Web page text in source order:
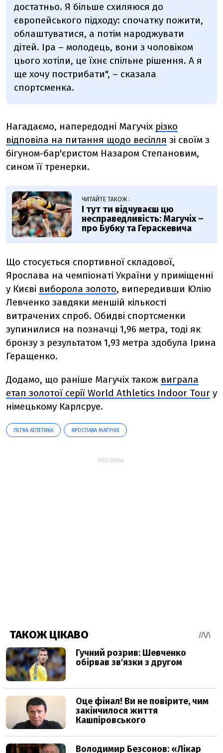
достатньо. Я більше схиляюся до
європейського підходу: спочатку пожити,
облаштуватися, а потім народжувати
дітей. Іра – молодець, вони з чоловіком
цього хотіли, це їхнє спільне рішення. А я
ще хочу пострибати", – сказала
спортсменка.
Нагадаємо, напередодні Магучіх різко
відповіла на питання щодо весілля зі своїм з
бігуном-бар'єристом Назаром Степановим,
сином її тренерки.
ЧИТАЙТЕ ТАКОЖ :
І тут ти відчуваєш цю
несправедливість: Магучіх –
про Бубку та Гераскевича
Що стосується спортивної складової,
Ярослава на чемпіонаті України у приміщенні
у Києві виборола золото, випередивши Юлію
Левченко завдяки меншій кількості
витрачених спроб. Обидві спортсменки
зупинилися на позначці 1,96 метра, тоді як
бронзу з результатом 1,93 метра здобула Ірина
Геращенко.
Додамо, що раніше Магучіх також виграла
етап золотої серії World Athletics Indoor Tour у
німецькому Карлсруе.
ЛЕГКА АТЛЕТИКА ЯРОСЛАВА МАГУЧІХ
РЕКЛАМА: